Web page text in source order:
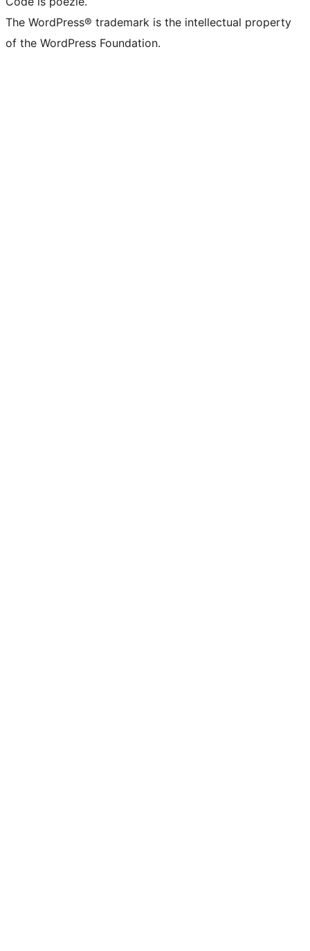
The WordPress® trademark is the intellectual property
of the WordPress Foundation.